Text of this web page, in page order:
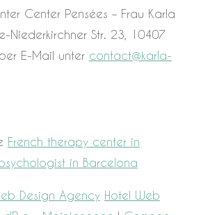
Center Pensées – Frau Karla
Niederkirchner Str. 23, 10407
E-Mail unter contact@karla-
French therapy center in
in Barcelona
Design Agency Hotel Web